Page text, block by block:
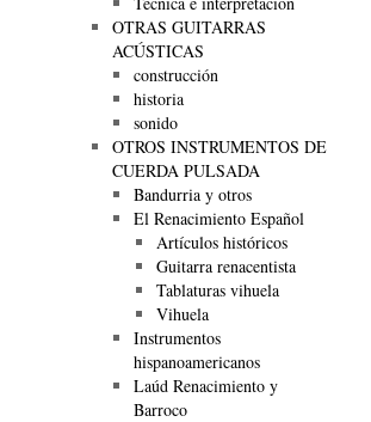
OTRAS GUITARRAS
ACÚSTICAS
construcción
historia
sonido
OTROS INSTRUMENTOS DE
CUERDA PULSADA
Bandurria y otros
El Renacimiento Español
Artículos históricos
Guitarra renacentista
Tablaturas vihuela
Vihuela
Instrumentos
hispanoamericanos
Laúd Renacimiento y
Barroco